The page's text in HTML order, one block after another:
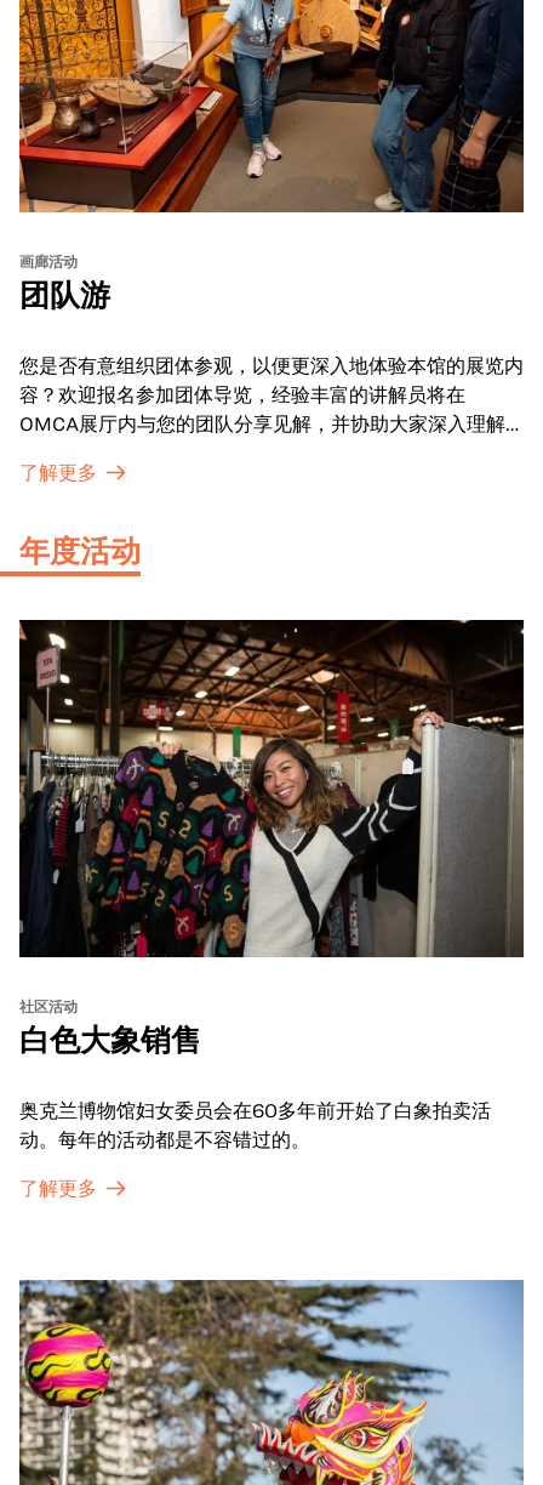
画廊活动
团队游
您是否有意组织团体参观，以便更深入地体验本馆的展览内
容？欢迎报名参加团体导览，经验丰富的讲解员将在
OMCA展厅内与您的团队分享见解，并协助大家深入理解
了解更多
年度活动
社区活动
白色大象销售
奥克兰博物馆妇女委员会在60多年前开始了白象拍卖活
动。每年的活动都是不容错过的。
了解更多